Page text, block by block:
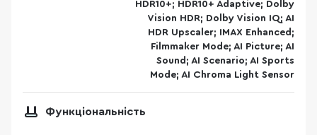
HDR10+; HDR10+ Adaptive; Dolby
Vision HDR; Dolby Vision IQ; AI
HDR Upscaler; IMAX Enhanced;
Filmmaker Mode; AI Picture; AI
Sound; AI Scenario; AI Sports
Mode; AI Chroma Light Sensor
Функціональність